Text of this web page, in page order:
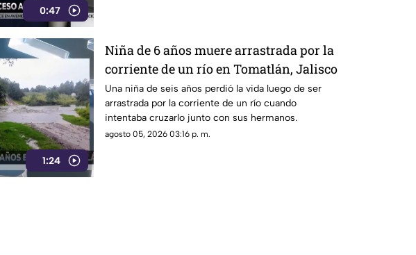
0:47
1:24
Niña de 6 años muere arrastrada por la
corriente de un río en Tomatlán, Jalisco
Una niña de seis años perdió la vida luego de ser
arrastrada por la corriente de un río cuando
intentaba cruzarlo junto con sus hermanos.
agosto 05, 2026 03:16 p. m.